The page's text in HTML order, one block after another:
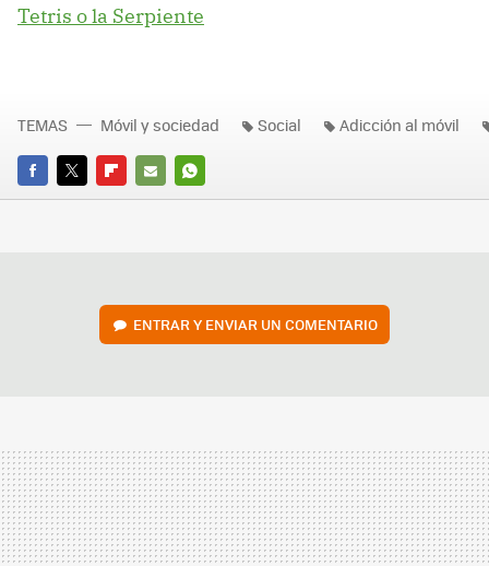
Tetris o la Serpiente
FACEBOOK
TWITTERFLIPBOARD
E-
WHATSAPP
TEMAS Móvil y sociedad Social Adicción al móvil
ENTRAR Y ENVIAR UN COMENTARIO